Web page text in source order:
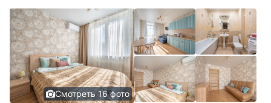
Смотреть 16 фото